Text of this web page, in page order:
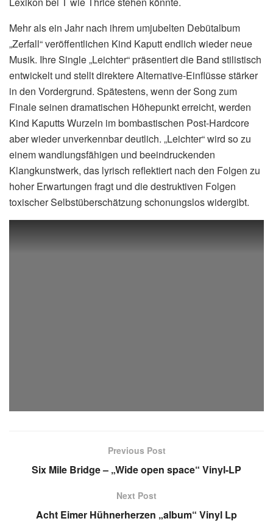
Mehr als ein Jahr nach ihrem umjubelten Debütalbum
„Zerfall“ veröffentlichen Kind Kaputt endlich wieder neue
Musik. Ihre Single „Leichter“ präsentiert die Band stilistisch
entwickelt und stellt direktere Alternative-Einflüsse stärker
in den Vordergrund. Spätestens, wenn der Song zum
Finale seinen dramatischen Höhepunkt erreicht, werden
Kind Kaputts Wurzeln im bombastischen Post-Hardcore
aber wieder unverkennbar deutlich. „Leichter“ wird so zu
einem wandlungsfähigen und beeindruckenden
Klangkunstwerk, das lyrisch reflektiert nach den Folgen zu
hoher Erwartungen fragt und die destruktiven Folgen
toxischer Selbstüberschätzung schonungslos widergibt.
Previous Post
Six Mile Bridge – „Wide open space“ Vinyl-LP
Next Post
Acht Eimer Hühnerherzen „album“ Vinyl Lp